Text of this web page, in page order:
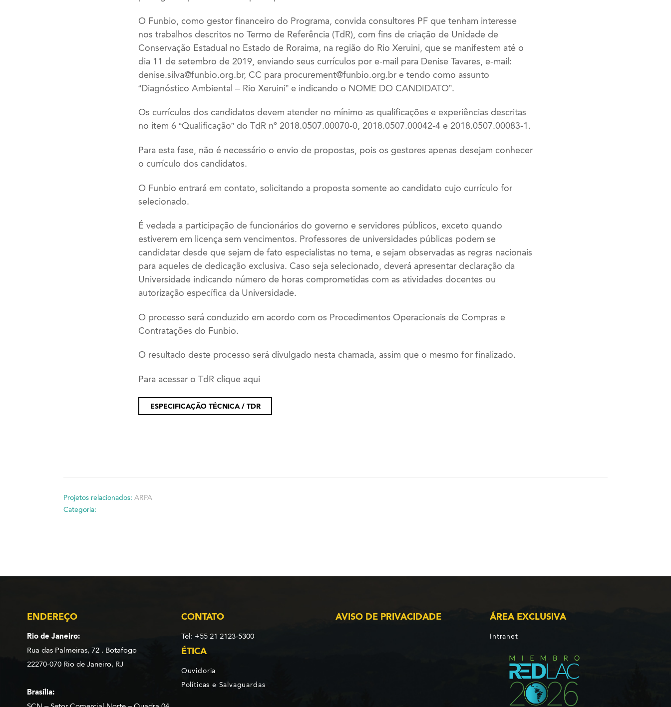
O Funbio, como gestor financeiro do Programa, convida consultores PF que tenham interesse
nos trabalhos descritos no Termo de Referência (TdR), com fins de criação de Unidade de
Conservação Estadual no Estado de Roraima, na região do Rio Xeruini, que se manifestem até o
dia 11 de setembro de 2019, enviando seus currículos por e-mail para Denise Tavares, e-mail:
denise.silva@funbio.org.br, CC para procurement@funbio.org.br e tendo como assunto
“Diagnóstico Ambiental – Rio Xeruini” e indicando o NOME DO CANDIDATO”.
Os currículos dos candidatos devem atender no mínimo as qualificações e experiências descritas
no item 6 “Qualificação” do TdR nº 2018.0507.00070-0, 2018.0507.00042-4 e 2018.0507.00083-1.
Para esta fase, não é necessário o envio de propostas, pois os gestores apenas desejam conhecer
o currículo dos candidatos.
O Funbio entrará em contato, solicitando a proposta somente ao candidato cujo currículo for
selecionado.
É vedada a participação de funcionários do governo e servidores públicos, exceto quando
estiverem em licença sem vencimentos. Professores de universidades públicas podem se
candidatar desde que sejam de fato especialistas no tema, e sejam observadas as regras nacionais
para aqueles de dedicação exclusiva. Caso seja selecionado, deverá apresentar declaração da
Universidade indicando número de horas comprometidas com as atividades docentes ou
autorização específica da Universidade.
O processo será conduzido em acordo com os Procedimentos Operacionais de Compras e
Contratações do Funbio.
O resultado deste processo será divulgado nesta chamada, assim que o mesmo for finalizado.
Para acessar o TdR clique aqui
ESPECIFICAÇÃO TÉCNICA / TDR
Projetos relacionados: ARPA
Categoria:
ENDEREÇO
Rio de Janeiro:
Rua das Palmeiras, 72 . Botafogo
22270-070 Rio de Janeiro, RJ
Brasília:
CONTATO
Tel: +55 21 2123-5300
AVISO DE PRIVACIDADE ÁREA EXCLUSIVA
Intranet
ÉTICA
Ouvidoria
Políticas e Salvaguardas